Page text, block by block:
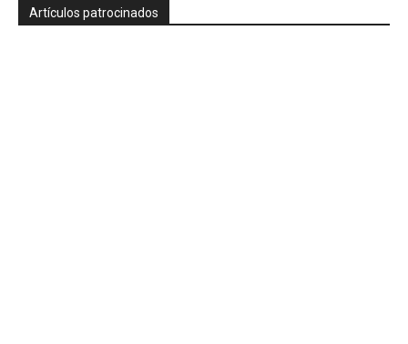
Artículos patrocinados